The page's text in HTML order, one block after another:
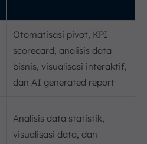
Otomatisasi pivot, KPI
scorecard, analisis data
bisnis, visualisasi interaktif,
dan AI generated report
Analisis data statistik,
visualisasi data, dan